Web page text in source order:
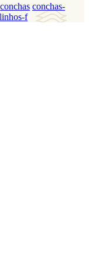
conchas conchas-
f